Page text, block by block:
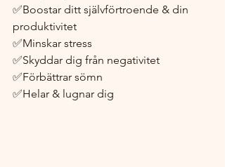
✅Boostar ditt självförtroende & din
produktivitet
✅Minskar stress
✅Skyddar dig från negativitet
✅Förbättrar sömn
✅Helar & lugnar dig